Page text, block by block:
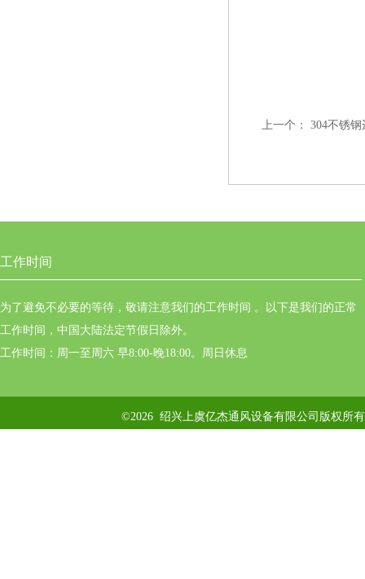
上一个： 304不锈
工作时间
为了避免不必要的等待，敬请注意我们的工作时间 。以下是我们的正常
工作时间，中国大陆法定节假日除外。
工作时间：周一至周六 早8:00-晚18:00。周日休息
©2026 绍兴上虞亿杰通风设备有限公司版权所有